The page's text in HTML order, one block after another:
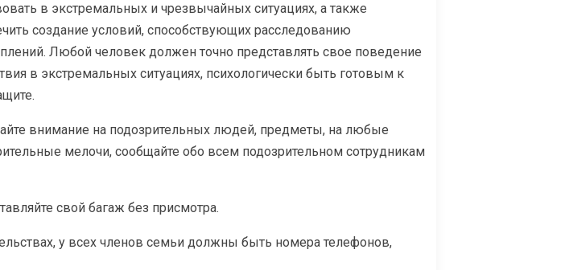
в экстремальных и чрезвычайных ситуациях, а также
создание условий, способствующих расследованию
Любой человек должен точно представлять свое поведение
в экстремальных ситуациях, психологически быть готовым к
внимание на подозрительных людей, предметы, на любые
мелочи, сообщайте обо всем подозрительном сотрудникам
свой багаж без присмотра.
у всех членов семьи должны быть номера телефонов,